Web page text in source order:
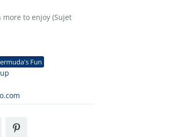
more to enjoy (Sujet
Fun